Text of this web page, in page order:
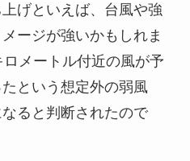
げといえば、台風や強
ージが強いかもしれま
メートル付近の風が予
という想定外の弱風
ると判断されたので